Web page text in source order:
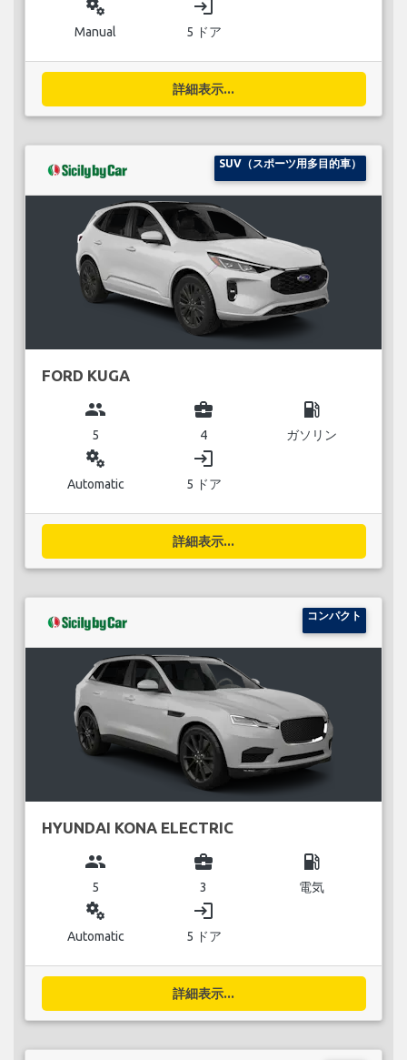
miscellaneous_services
Manual
login
5 ドア
詳細表示...
SUV（スポーツ用多目的車）
FORD KUGA
group
5
business_center
4
local_gas_station
ガソリン
miscellaneous_services
Automatic
login
5 ドア
詳細表示...
コンパクト
HYUNDAI KONA ELECTRIC
group
5
business_center
3
local_gas_station
電気
miscellaneous_services
Automatic
login
5 ドア
詳細表示...